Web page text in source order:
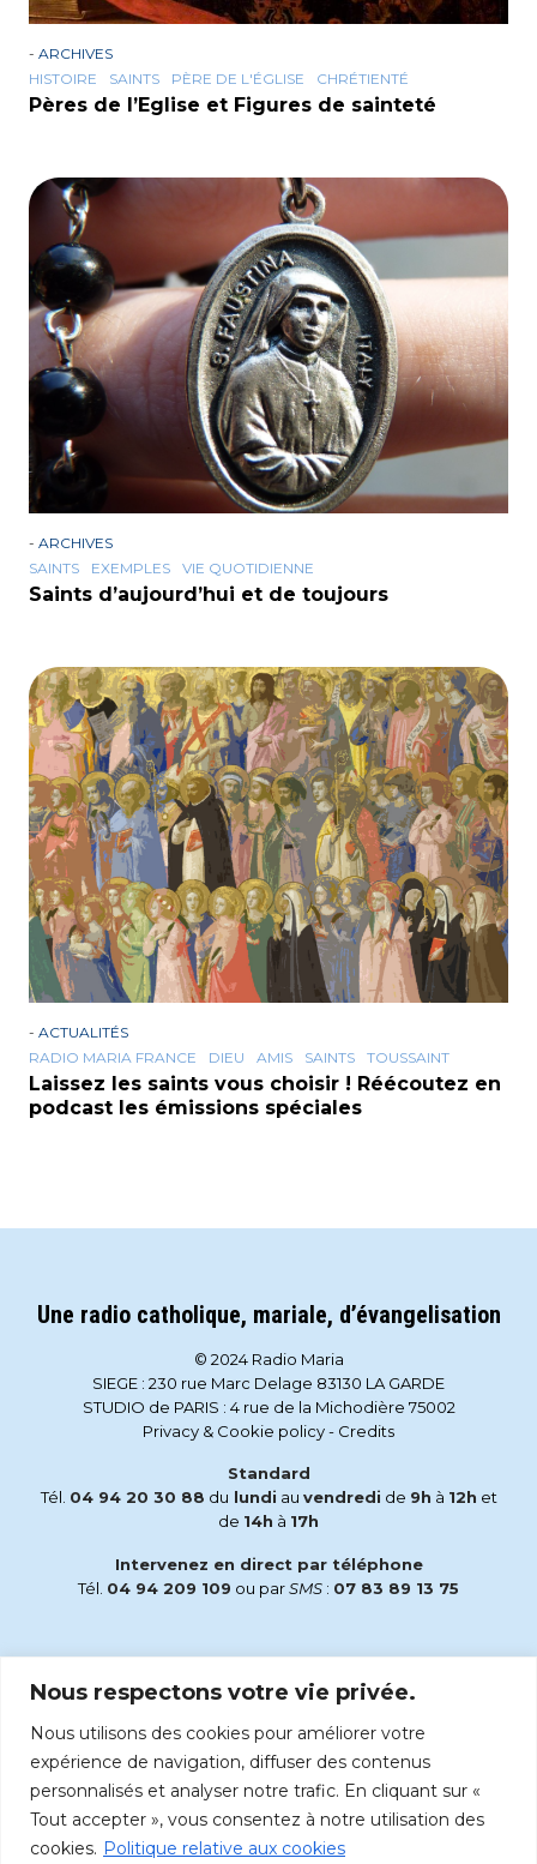
Nous respectons votre vie privée.
Nous utilisons des cookies pour améliorer votre
expérience de navigation, diffuser des contenus
personnalisés et analyser notre trafic. En cliquant sur «
Tout accepter », vous consentez à notre utilisation des
cookies. Politique relative aux cookies
- ARCHIVES
HISTOIRE
SAINTS PÈRE DE L'ÉGLISE CHRÉTIENTÉ
Pères de l’Eglise et Figures de sainteté
- ARCHIVES
SAINTS
EXEMPLES VIE QUOTIDIENNE
Saints d’aujourd’hui et de toujours
- ACTUALITÉS
RADIO MARIA FRANCE
DIEU AMIS SAINTS TOUSSAINT
Laissez les saints vous choisir ! Réécoutez en
podcast les émissions spéciales
Une radio catholique, mariale, d’évangelisation
© 2024 Radio Maria
SIEGE : 230 rue Marc Delage 83130 LA GARDE
STUDIO de PARIS : 4 rue de la Michodière 75002
Privacy & Cookie policy- Credits
Standard
Tél. 04 94 20 30 88 du lundi au vendredi de 9h à 12h et
de 14h à 17h
Intervenez en direct par téléphone
Tél. 04 94 209 109 ou parSMS : 07 83 89 13 75
accueil@radiomaria.fr
Écoutez Radio Maria sur :